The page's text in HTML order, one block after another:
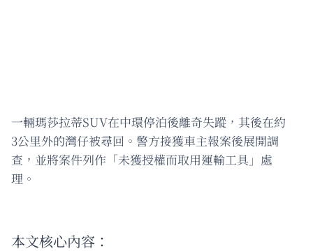
一輛瑪莎拉蒂SUV在中環停泊後離奇失蹤，其後在約
3公里外的灣仔被尋回。警方接獲車主報案後展開調
查，並將案件列作「未獲授權而取用運輸工具」處
理。
本文核心內容：